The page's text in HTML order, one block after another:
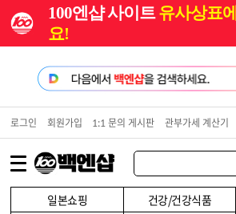
100엔샵 사이트유사상표
요!
일본쇼핑 건강/건강식품
로그인 회원가입 1:1 문의 게시판 관부가세 계산기